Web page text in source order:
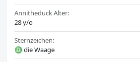
Annitheduck Alter:
28 y/o
Sternzeichen:
♎ die Waage